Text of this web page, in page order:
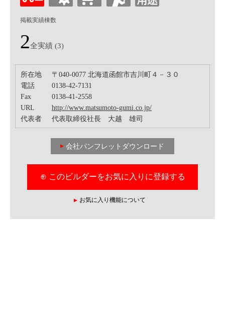
掲載実績棟数
2全実績 (3)
所在地
〒040-0077 北海道函館市吉川町４－３０
電話
0138‐42‐7131
Fax
0138‐41‐2558
URL
http://www.matsumoto-gumi.co.jp/
代表者
代表取締役社長 大越 雄司
会社パンフレットダウンロード
⊕ このビルダーをお気に入りに登録する
お気に入り機能について